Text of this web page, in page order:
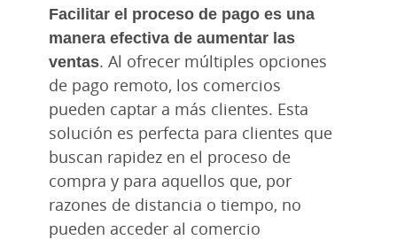
Facilitar el proceso de pago es una
manera efectiva de aumentar las
ventas. Al ofrecer múltiples opciones
de pago remoto, los comercios
pueden captar a más clientes. Esta
solución es perfecta para clientes que
buscan rapidez en el proceso de
compra y para aquellos que, por
razones de distancia o tiempo, no
pueden acceder al comercio